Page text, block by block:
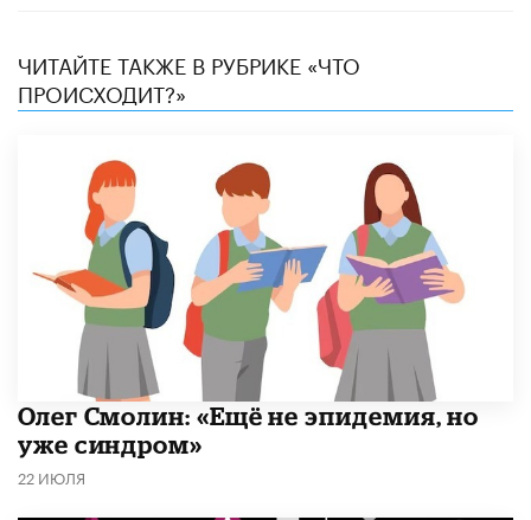
ЧИТАЙТЕ ТАКЖЕ В РУБРИКЕ «ЧТО
ПРОИСХОДИТ?»
​Олег Смолин: «Ещё не эпидемия, но
уже синдром»
22 ИЮЛЯ